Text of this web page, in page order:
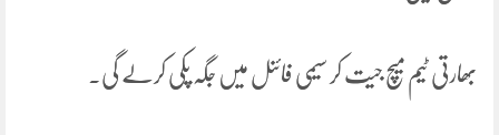
بھارتی ٹیم میچ جیت کر سیمی فائنل میں جگہ پکی کرلے گی۔